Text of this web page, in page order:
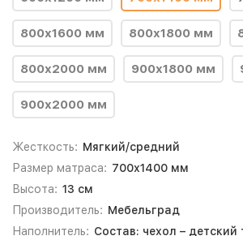
800x1600 мм 800x1800 мм
800x2000 мм 900x1800 мм
900x2000 мм
Жесткость: Мягкий/средний
Размер матраса: 700х1400 мм
Высота: 13 см
Производитель: Мебельград
Наполнитель: Состав: чехол – детский